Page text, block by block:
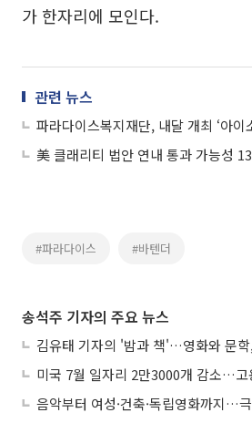
가 한자리에 모인다.
관련 뉴스
#파라다이스 #바텐더
송석주 기자의 주요 뉴스
미국 7월 일자리 2만3000개 감소…고